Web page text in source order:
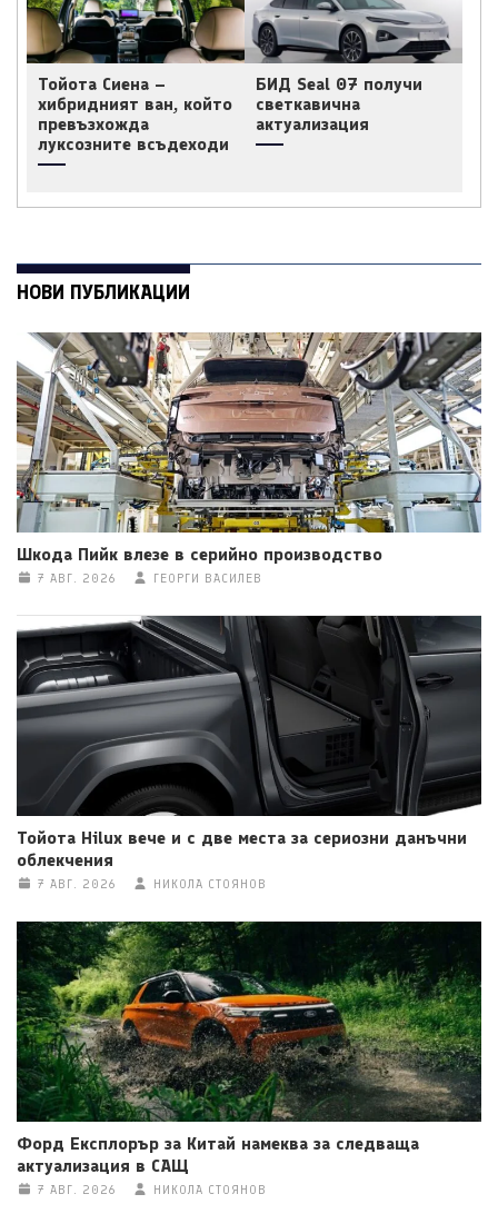
Тойота Сиена –
хибридният ван, който
превъзхожда
луксозните всъдеходи
БИД Seal 07 получи
светкавична
актуализация
НОВИ ПУБЛИКАЦИИ
Шкода Пийк влезе в серийно производство
7 АВГ. 2026 ГЕОРГИ ВАСИЛЕВ
Тойота Hilux вече и с две места за сериозни данъчни
облекчения
7 АВГ. 2026 НИКОЛА СТОЯНОВ
Форд Експлорър за Китай намеква за следваща
актуализация в САЩ
7 АВГ. 2026 НИКОЛА СТОЯНОВ